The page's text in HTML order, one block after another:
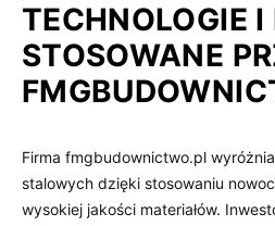
TECHNOLOGIE
STOSOWANE
Firma fmgbudownictwo.pl
stalowych dzięki stosowaniu
wysokiej jakości materiałów.